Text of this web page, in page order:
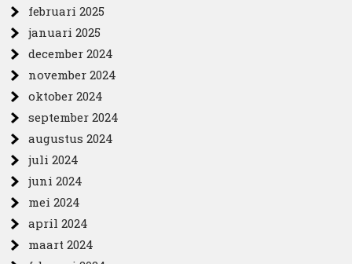
februari 2025
januari 2025
december 2024
november 2024
oktober 2024
september 2024
augustus 2024
juli 2024
juni 2024
mei 2024
april 2024
maart 2024